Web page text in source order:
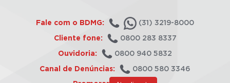
Fale com o BDMG: (31) 3219-8000
Cliente fone: 0800 283 8337
Ouvidoria: 0800 940 5832
Canal de Denúncias: 0800 580 3346